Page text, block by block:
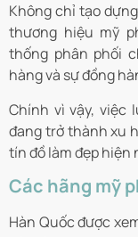
Không chỉ tạo
thương hiệu mỹ
thống phân phối
hàng và sự đồng
Chính vì vậy, việc
đang trở thành xu
tín đồ làm đẹp hiện
Các hãng mỹ
Hàn Quốc được